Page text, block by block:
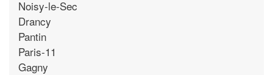
Noisy-le-Sec
Drancy
Pantin
Paris-11
Gagny